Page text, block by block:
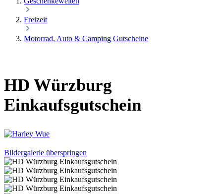
Freizeit
Motorrad, Auto & Camping Gutscheine
HD Würzburg
Einkaufsgutschein
Bildergalerie überspringen